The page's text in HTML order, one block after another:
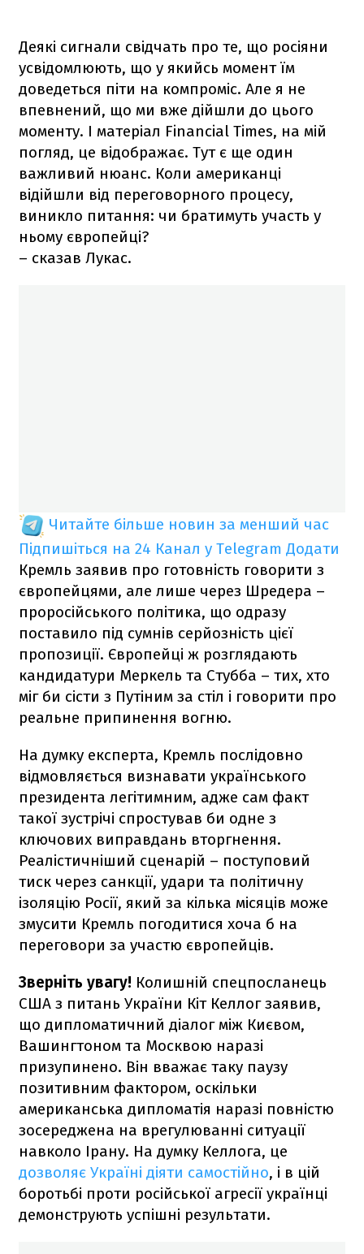
Деякі сигнали свідчать про те, що росіяни
усвідомлюють, що у якийсь момент їм
доведеться піти на компроміс. Але я не
впевнений, що ми вже дійшли до цього
моменту. І матеріал Financial Times, на мій
погляд, це відображає. Тут є ще один
важливий нюанс. Коли американці
відійшли від переговорного процесу,
виникло питання: чи братимуть участь у
ньому європейці?
– сказав Лукас.
Читайте більше новин за менший час
Підпишіться на 24 Канал у Telegram Додати
Кремль заявив про готовність говорити з
європейцями, але лише через Шредера –
проросійського політика, що одразу
поставило під сумнів серйозність цієї
пропозиції. Європейці ж розглядають
кандидатури Меркель та Стубба – тих, хто
міг би сісти з Путіним за стіл і говорити про
реальне припинення вогню.
На думку експерта, Кремль послідовно
відмовляється визнавати українського
президента легітимним, адже сам факт
такої зустрічі спростував би одне з
ключових виправдань вторгнення.
Реалістичніший сценарій – поступовий
тиск через санкції, удари та політичну
ізоляцію Росії, який за кілька місяців може
змусити Кремль погодитися хоча б на
переговори за участю європейців.
Зверніть увагу! Колишній спецпосланець
США з питань України Кіт Келлог заявив,
що дипломатичний діалог між Києвом,
Вашингтоном та Москвою наразі
призупинено. Він вважає таку паузу
позитивним фактором, оскільки
американська дипломатія наразі повністю
зосереджена на врегулюванні ситуації
навколо Ірану. На думку Келлога, це
дозволяє Україні діяти самостійно, і в цій
боротьбі проти російської агресії українці
демонструють успішні результати.